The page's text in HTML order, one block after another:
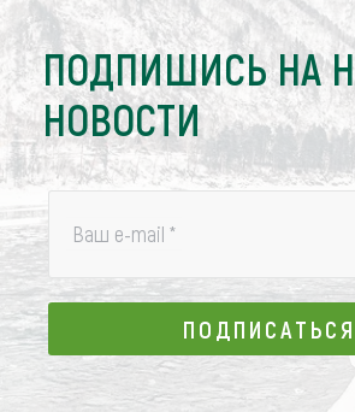
ПОДПИШИСЬ НА
НОВОСТИ
Ваш e-mail *
ПОДПИСАТЬСЯ
ПОДПИСАТЬСЯ